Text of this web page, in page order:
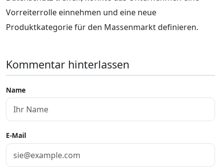
Vorreiterrolle einnehmen und eine neue
Produktkategorie für den Massenmarkt definieren.
Kommentar hinterlassen
Name
E-Mail